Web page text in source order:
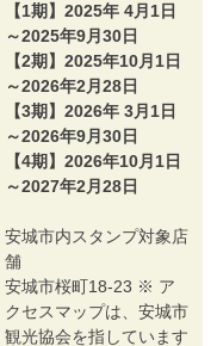
【1期】2025年 4月1日
～2025年9月30日
【2期】2025年10月1日
～2026年2月28日
【3期】2026年 3月1日
～2026年9月30日
【4期】2026年10月1日
～2027年2月28日
安城市内スタンプ対象店
舗
安城市桜町18-23 ※ ア
クセスマップは、安城市
観光協会を指しています